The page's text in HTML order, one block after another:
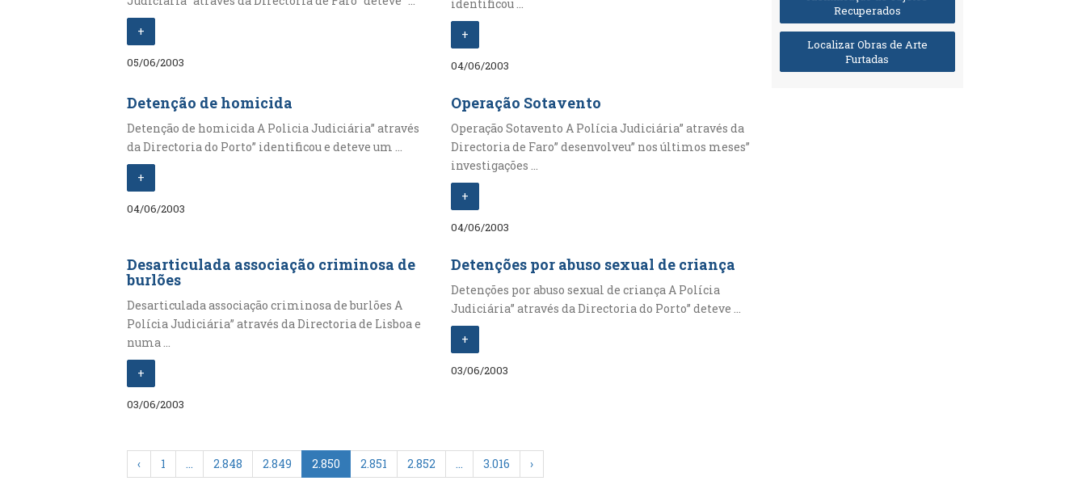
+
05/06/2003
identificou ...
+
04/06/2003
Detenção de homicida
Detenção de homicida A Policia Judiciária” através
da Directoria do Porto” identificou e deteve um ...
+
04/06/2003
Operação Sotavento
Operação Sotavento A Polícia Judiciária” através da
Directoria de Faro” desenvolveu” nos últimos meses”
investigações ...
+
04/06/2003
Desarticulada associação criminosa de
burlões
Desarticulada associação criminosa de burlões A
Polícia Judiciária” através da Directoria de Lisboa e
numa ...
+
03/06/2003
Detenções por abuso sexual de criança
Detenções por abuso sexual de criança A Polícia
Judiciária” através da Directoria do Porto” deteve ...
+
03/06/2003
‹ 1 … 2.848 2.849 2.850 2.851 2.852 … 3.016 ›
Recuperados
Localizar Obras de Arte
Furtadas